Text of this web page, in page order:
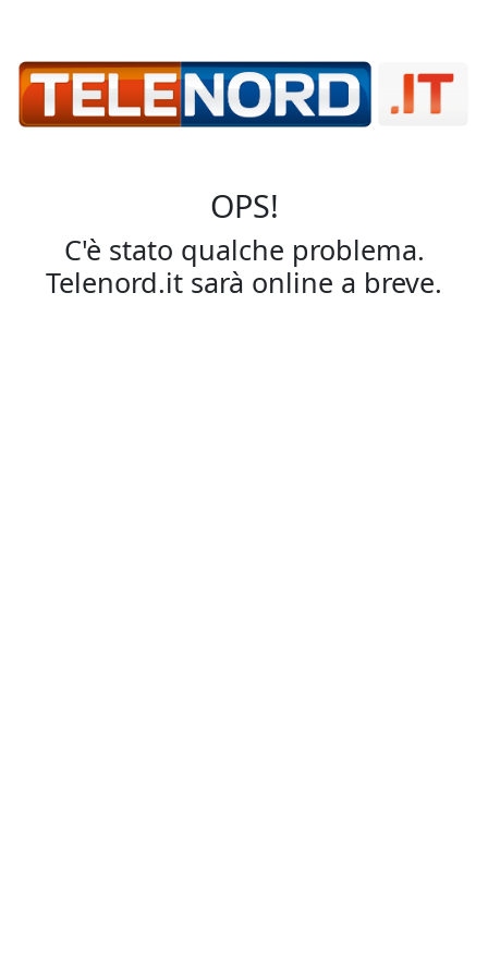
OPS!
C'è stato qualche problema.
Telenord.it sarà online a breve.